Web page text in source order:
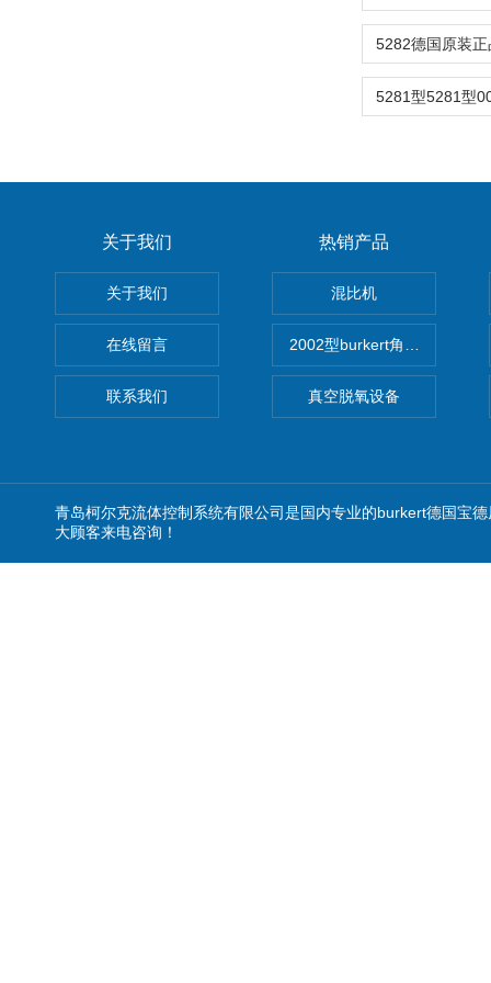
关于我们
关于我们
在线留言
联系我们
热销产品
混比机
2002型burkert角座阀
真空脱氧设备
青岛柯尔克流体控制系统有限公司是国内专业的burkert德国宝
大顾客来电咨询！